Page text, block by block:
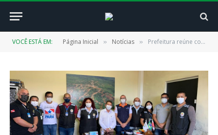
VOCÊ ESTÁ EM: Página Inicial » Notícias » Prefeitura reúne com equipe da SESPA para definir medidas contra a nova variante do coronavírus.